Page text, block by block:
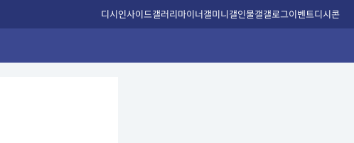
디시인사이드갤러리마이너갤미니갤인물갤갤로그이벤트디시콘